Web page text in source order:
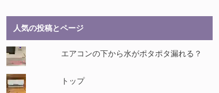
人気の投稿とページ
エアコンの下から水がポタポタ漏れる？
トップ